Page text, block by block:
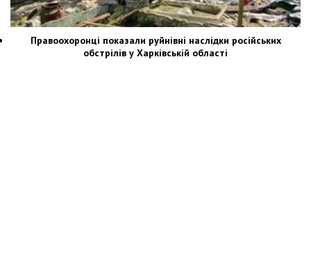
Правоохоронці показали руйнівні наслідки російських
обстрілів у Харківській області